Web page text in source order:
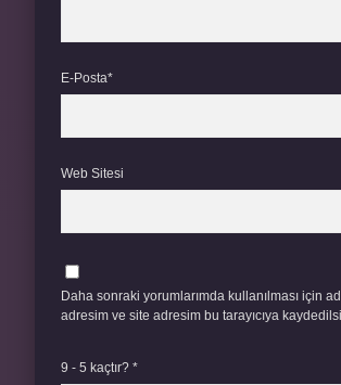
E-Posta*
Web Sitesi
Daha sonraki yorumlarımda kullanılması için
adresim ve site adresim bu tarayıcıya
9 - 5 kaçtır? *